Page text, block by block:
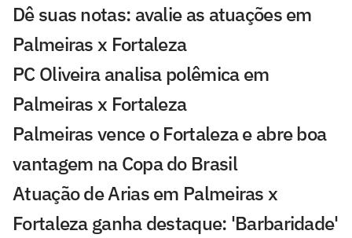
Dê suas notas: avalie as atuações em
Palmeiras x Fortaleza
PC Oliveira analisa polêmica em
Palmeiras x Fortaleza
Palmeiras vence o Fortaleza e abre boa
vantagem na Copa do Brasil
Atuação de Arias em Palmeiras x
Fortaleza ganha destaque: 'Barbaridade'